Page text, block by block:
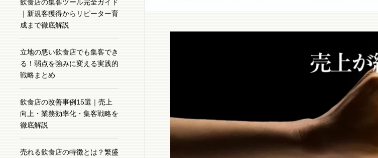
飲食店の集客ツール完全ガイド
｜新規客獲得からリピーター育
成まで徹底解説
立地の悪い飲食店でも集客でき
る！弱点を強みに変える実践的
戦略まとめ
飲食店の改善事例15選｜売上
向上・業務効率化・集客戦略を
徹底解説
売れる飲食店の特徴とは？繁盛